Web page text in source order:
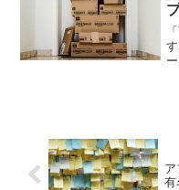
有